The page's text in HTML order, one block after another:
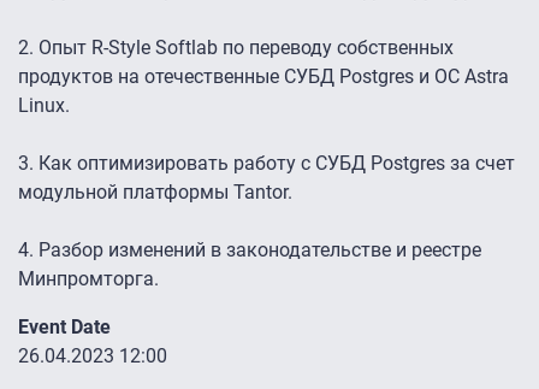
2. Опыт R-Style Softlab по переводу собственных
продуктов на отечественные СУБД Postgres и ОС Astra
Linux.
3. Как оптимизировать работу с СУБД Postgres за счет
модульной платформы Tantor.
4. Разбор изменений в законодательстве и реестре
Минпромторга.
Event Date
26.04.2023 12:00